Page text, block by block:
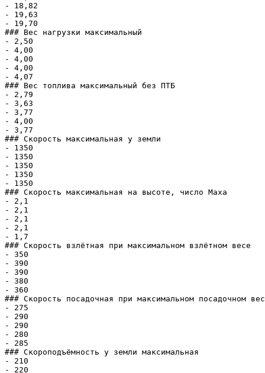
- 18,82
- 19,63
- 19,70
### Вес нагрузки максимальный
- 2,50
- 4,00
- 4,00
- 4,00
- 4,07
### Вес топлива максимальный без ПТБ
- 2,79
- 3,63
- 3,77
- 4,00
- 3,77
### Скорость максимальная у земли
- 1350
- 1350
- 1350
- 1350
- 1350
### Скорость максимальная на высоте, число Маха
- 2,1
- 2,1
- 2,1
- 2,1
- 1,7
### Скорость взлётная при максимальном взлётном весе
- 350
- 390
- 390
- 380
- 360
### Скорость посадочная при максимальном посадочном
- 275
- 290
- 290
- 280
- 285
### Скороподъёмность у земли максимальная
- 210
- 220